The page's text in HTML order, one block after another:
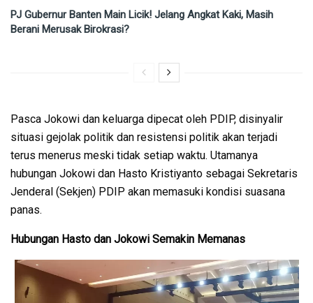
PJ Gubernur Banten Main Licik! Jelang Angkat Kaki, Masih
Berani Merusak Birokrasi?
Pasca Jokowi dan keluarga dipecat oleh PDIP, disinyalir
situasi gejolak politik dan resistensi politik akan terjadi
terus menerus meski tidak setiap waktu. Utamanya
hubungan Jokowi dan Hasto Kristiyanto sebagai Sekretaris
Jenderal (Sekjen) PDIP akan memasuki kondisi suasana
panas.
Hubungan Hasto dan Jokowi Semakin Memanas